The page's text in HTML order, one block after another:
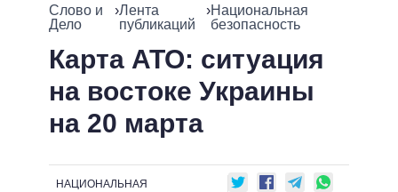
НОВОСТИ
СОБЫТИЯ
СТАТЬИ
МНЕНИЯ
ДАЙДЖЕСТЫ
ЭКОНОМИКА
ОБЩЕСТВО
ОБЕЩАНИЯ
ПОЛИТИКИ
ВСЕ ПОЛИТИКИ
ВЕРХОВНАЯ РАДА
ИНФОГРАФИКА
ВИДЕО
Слово и
Дело
›Лента
публикаций
›Национальная
безопасность
Карта АТО: ситуация
на востоке Украины
на 20 марта
НАЦИОНАЛЬНАЯ